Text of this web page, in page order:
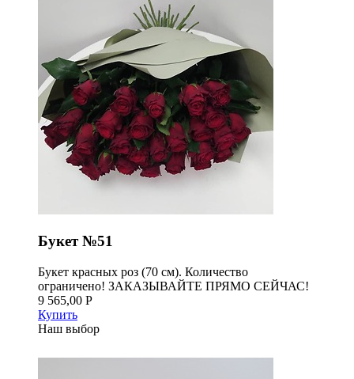
Букет №51
Букет красных роз (70 см). Количество
ограничено! ЗАКАЗЫВАЙТЕ ПРЯМО СЕЙЧАС!
9 565,00 Р
Купить
Наш выбор